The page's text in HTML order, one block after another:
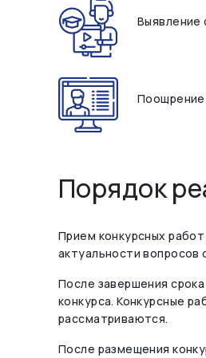
Выявление
Поощрение
Порядок
Прием конкурсных
актуальности вопросов
После завершения
конкурса. Конкурсные
рассматриваются.
После размещения